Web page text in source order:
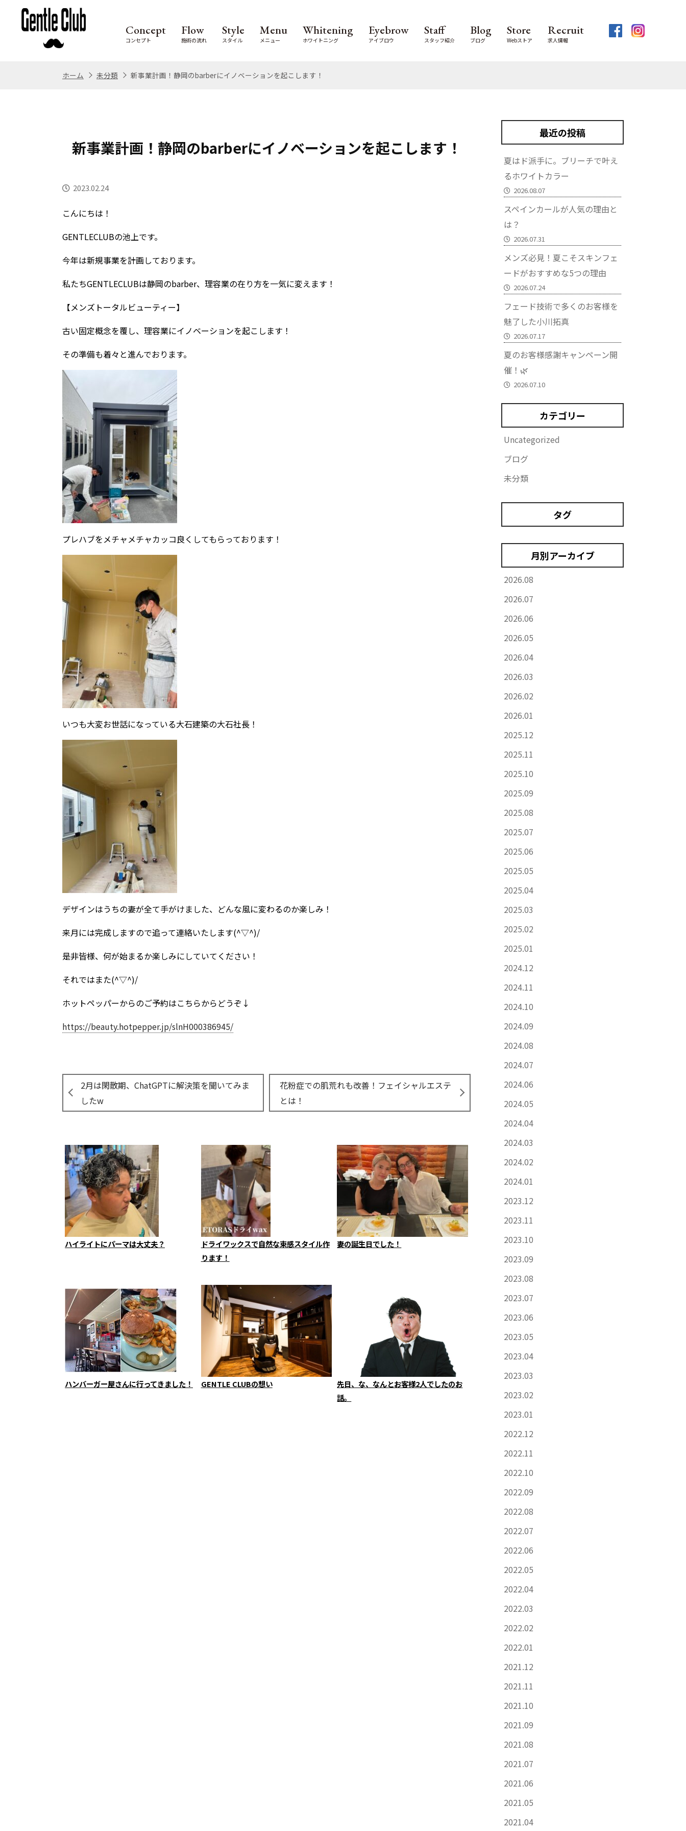
Concept
コンセプト
Flow
施術の流れ
Style
スタイル
Menu
メニュー
Whitening
ホワイトニング
Eyebrow
アイブロウ
Staff
スタッフ紹介
Blog
ブログ
Store
Webストア
Recruit
求人情報
ホーム 未分類 新事業計画！静岡のbarberにイノベーションを起こします！
新事業計画！静岡のbarberにイノベーションを起こします！
2023.02.24
こんにちは！
GENTLECLUBの池上です。
今年は新規事業を計画しております。
私たちGENTLECLUBは静岡のbarber、理容業の在り方を一気に変えます！
【メンズトータルビューティー】
古い固定概念を覆し、理容業にイノベーションを起こします！
その準備も着々と進んでおります。
プレハブをメチャメチャカッコ良くしてもらっております！
いつも大変お世話になっている大石建築の大石社長！
デザインはうちの妻が全て手がけました、どんな風に変わるのか楽しみ！
来月には完成しますので追って連絡いたします(^▽^)/
是非皆様、何が始まるか楽しみにしていてください！
それではまた(^▽^)/
ホットペッパーからのご予約はこちらからどうぞ↓
https://beauty.hotpepper.jp/slnH000386945/
2月は閑散期、ChatGPTに解決策を聞いてみま
したw
花粉症での肌荒れも改善！フェイシャルエステ
とは！
ハイライトにパーマは大丈夫？
ドライワックスで自然な束感スタイル作
ります！
妻の誕生日でした！
ハンバーガー屋さんに行ってきました！ GENTLE CLUBの想い
先日、な、なんとお客様2人でしたのお
話。
最近の投稿
夏はド派手に。ブリーチで叶え
るホワイトカラー
2026.08.07
スペインカールが人気の理由と
は？
2026.07.31
メンズ必見！夏こそスキンフェ
ードがおすすめな5つの理由
2026.07.24
フェード技術で多くのお客様を
魅了した小川拓真
2026.07.17
夏のお客様感謝キャンペーン開
催！🌿
2026.07.10
カテゴリー
Uncategorized
ブログ
未分類
タグ
月別アーカイブ
2026.08
2026.07
2026.06
2026.05
2026.04
2026.03
2026.02
2026.01
2025.12
2025.11
2025.10
2025.09
2025.08
2025.07
2025.06
2025.05
2025.04
2025.03
2025.02
2025.01
2024.12
2024.11
2024.10
2024.09
2024.08
2024.07
2024.06
2024.05
2024.04
2024.03
2024.02
2024.01
2023.12
2023.11
2023.10
2023.09
2023.08
2023.07
2023.06
2023.05
2023.04
2023.03
2023.02
2023.01
2022.12
2022.11
2022.10
2022.09
2022.08
2022.07
2022.06
2022.05
2022.04
2022.03
2022.02
2022.01
2021.12
2021.11
2021.10
2021.09
2021.08
2021.07
2021.06
2021.05
2021.04